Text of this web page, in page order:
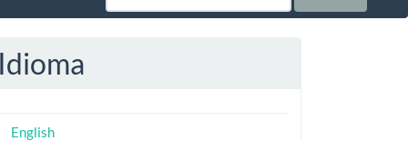
Idioma
English